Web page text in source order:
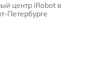
центр iRobot в
Петербурге